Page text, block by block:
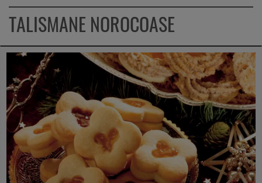
TALISMANE NOROCOASE